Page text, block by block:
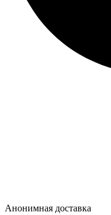
Анонимная доставка